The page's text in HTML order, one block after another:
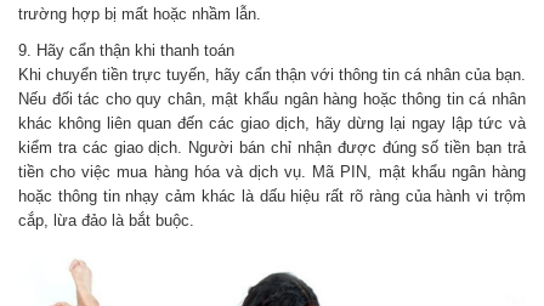
trường hợp bị mất hoặc nhầm lẫn.
9. Hãy cẩn thận khi thanh toán
Khi chuyển tiền trực tuyến, hãy cẩn thận với thông tin cá nhân của bạn.
Nếu đối tác cho quy chân, mật khẩu ngân hàng hoặc thông tin cá nhân
khác không liên quan đến các giao dịch, hãy dừng lại ngay lập tức và
kiểm tra các giao dịch. Người bán chỉ nhận được đúng số tiền bạn trả
tiền cho việc mua hàng hóa và dịch vụ. Mã PIN, mật khẩu ngân hàng
hoặc thông tin nhạy cảm khác là dấu hiệu rất rõ ràng của hành vi trộm
cắp, lừa đảo là bắt buộc.